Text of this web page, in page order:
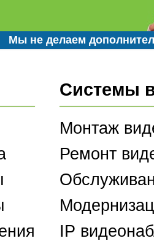
Мы не делаем
Системы
Монтаж
Ремонт
IP